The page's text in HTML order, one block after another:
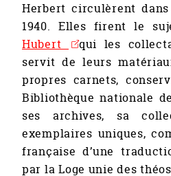
Herbert circulèrent
1940. Elles firent le
Hubert
qui les
servit de leurs
propres carnets,
Bibliothèque nationale
ses archives, sa
exemplaires uniques,
française d’une
par la Loge unie des